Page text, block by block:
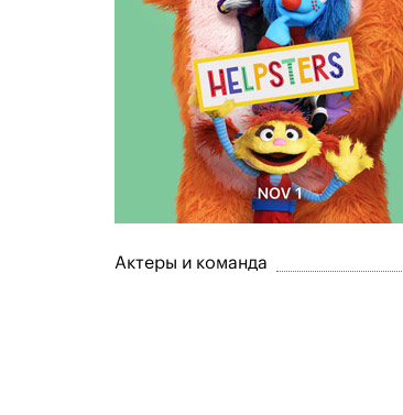
Актеры и команда